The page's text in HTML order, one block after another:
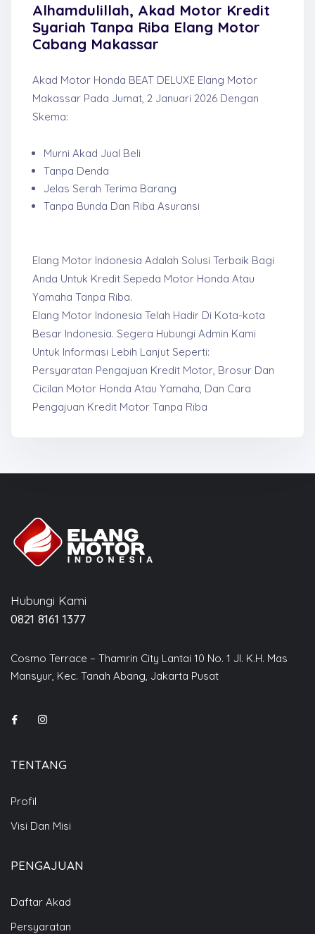
Alhamdulillah, Akad Motor Kredit
Syariah Tanpa Riba Elang Motor
Cabang Makassar
Akad Motor Honda BEAT DELUXE Elang Motor
Makassar Pada Jumat, 2 Januari 2026 Dengan
Skema:
Murni Akad Jual Beli
Tanpa Denda
Jelas Serah Terima Barang
Tanpa Bunda Dan Riba Asuransi
Elang Motor Indonesia Adalah Solusi Terbaik Bagi
Anda Untuk Kredit Sepeda Motor Honda Atau
Yamaha Tanpa Riba.
Elang Motor Indonesia Telah Hadir Di Kota-kota
Besar Indonesia. Segera Hubungi Admin Kami
Untuk Informasi Lebih Lanjut Seperti:
Persyaratan Pengajuan Kredit Motor, Brosur Dan
Cicilan Motor Honda Atau Yamaha, Dan Cara
Pengajuan Kredit Motor Tanpa Riba
Hubungi Kami
0821 8161 1377
Cosmo Terrace – Thamrin City Lantai 10 No. 1 Jl. K.H. Mas
Mansyur, Kec. Tanah Abang, Jakarta Pusat
TENTANG
Profil
Visi Dan Misi
PENGAJUAN
Daftar Akad
Persyaratan